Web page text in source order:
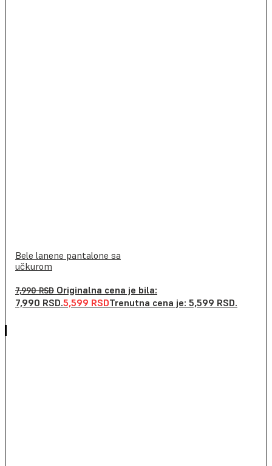
Bele lanene pantalone sa
učkurom
7,990RSD Originalna cena je bila:
7,990 RSD.5,599 RSDTrenutna cena je: 5,599 RSD.